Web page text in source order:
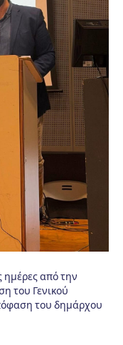
ημέρες από την
του Γενικού
του δημάρχου